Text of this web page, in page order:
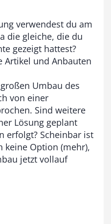
verwendest du am
die gleiche, die du
gezeigt hattest?
Artikel und Anbauten
Umbau des
von einer
Sind weitere
Lösung geplant
erfolgt? Scheinbar ist
keine Option (mehr),
jetzt vollauf